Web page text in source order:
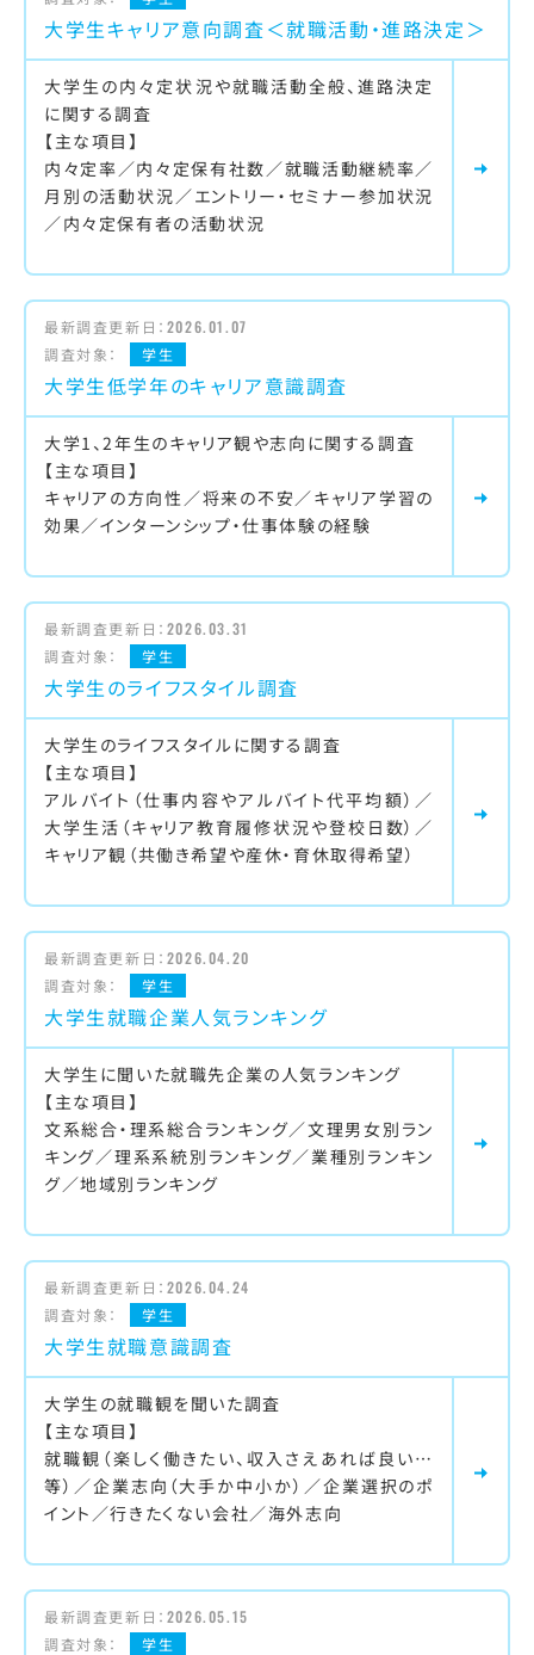
大学生キャリア意向調査＜就職活動・進路決定＞
大学生の内々定状況や就職活動全般、進路決定
に関する調査
【主な項目】
内々定率／内々定保有社数／就職活動継続率／
月別の活動状況／エントリー・セミナー参加状況
／内々定保有者の活動状況
最新調査更新日： 2026.01.07
調査対象：
学生
大学生低学年のキャリア意識調査
大学1、2年生のキャリア観や志向に関する調査
【主な項目】
キャリアの方向性／将来の不安／キャリア学習の
効果／インターンシップ・仕事体験の経験
最新調査更新日： 2026.03.31
調査対象：
学生
大学生のライフスタイル調査
大学生のライフスタイルに関する調査
【主な項目】
アルバイト（仕事内容やアルバイト代平均額）／
大学生活（キャリア教育履修状況や登校日数）／
キャリア観（共働き希望や産休・育休取得希望）
最新調査更新日： 2026.04.20
調査対象：
学生
大学生就職企業人気ランキング
大学生に聞いた就職先企業の人気ランキング
【主な項目】
文系総合・理系総合ランキング／文理男女別ラン
キング／理系系統別ランキング／業種別ランキン
グ／地域別ランキング
最新調査更新日： 2026.04.24
調査対象：
学生
大学生就職意識調査
大学生の就職観を聞いた調査
【主な項目】
就職観（楽しく働きたい、収入さえあれば良い…
等）／企業志向（大手か中小か）／企業選択のポ
イント／行きたくない会社／海外志向
最新調査更新日： 2026.05.15
調査対象：
学生